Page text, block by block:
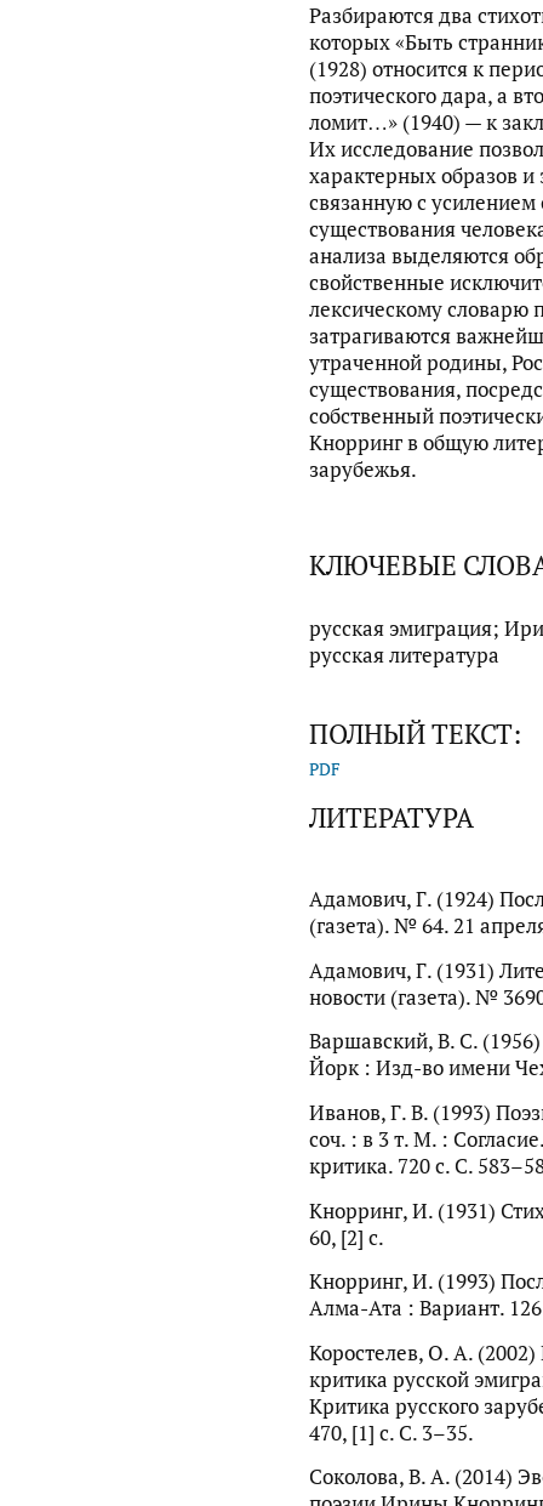
Разбираются два
которых «Быть
(1928) относится к
поэтического дара, а
ломит…» (1940) — к
Их исследование
характерных образов и
связанную с
существования
анализа выделяются
свойственные
лексическому словарю
затрагиваются
утраченной родины,
существования,
собственный
Кнорринг в общую
зарубежья.
КЛЮЧЕВЫЕ
русская эмиграция;
русская литература
ПОЛНЫЙ ТЕКСТ:
PDF
ЛИТЕРАТУРА
Адамович, Г. (1924)
(газета). № 64. 21
Адамович, Г. (1931)
новости (газета). №
Варшавский, В. С.
Йорк : Изд-во имени
Иванов, Г. В. (1993)
соч. : в 3 т. М. :
критика. 720 с. С.
Кнорринг, И. (1931)
60, [2] с.
Кнорринг, И. (1993)
Алма-Ата : Вариант.
Коростелев, О. А.
критика русской
Критика русского
470, [1] с. С. 3–35.
Соколова, В. А. (2014)